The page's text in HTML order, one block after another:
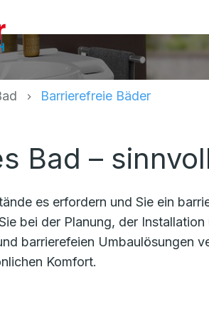
Barrierefreie Bäder
Bad –
es erfordern und Sie ein
bei der Planung, der
barrierefeien Umbaulösungen
Komfort.